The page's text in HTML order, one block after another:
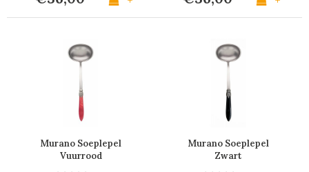
Murano Soeplepel
Vuurrood
Murano Soeplepel
Zwart